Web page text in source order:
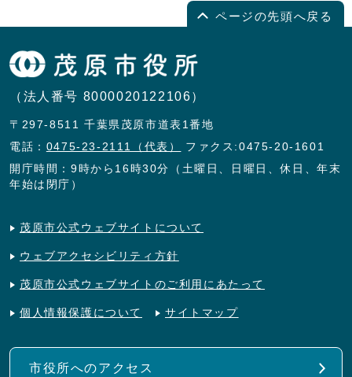
ページの先頭へ戻る
（法人番号 8000020122106）
〒297-8511 千葉県茂原市道表1番地
電話： 0475-23-2111（代表）
ファクス:0475-20-1601
開庁時間：9時から16時30分（土曜日、日曜日、休日、年末
年始は閉庁）
茂原市公式ウェブサイトについて
ウェブアクセシビリティ方針
茂原市公式ウェブサイトのご利用にあたって
個人情報保護について サイトマップ
市役所へのアクセス